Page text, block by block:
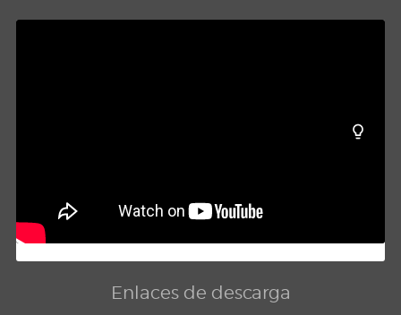
Enlaces de descarga